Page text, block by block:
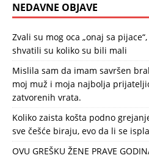
NEDAVNE OBJAVE
Zvali su mog oca „onaj sa
shvatili su koliko su bili mali
Mislila sam da imam savršen
moj muž i moja najbolja
zatvorenih vrata.
Koliko zaista košta podno
sve češće biraju, evo da li se
OVU GREŠKU ŽENE PRAVE